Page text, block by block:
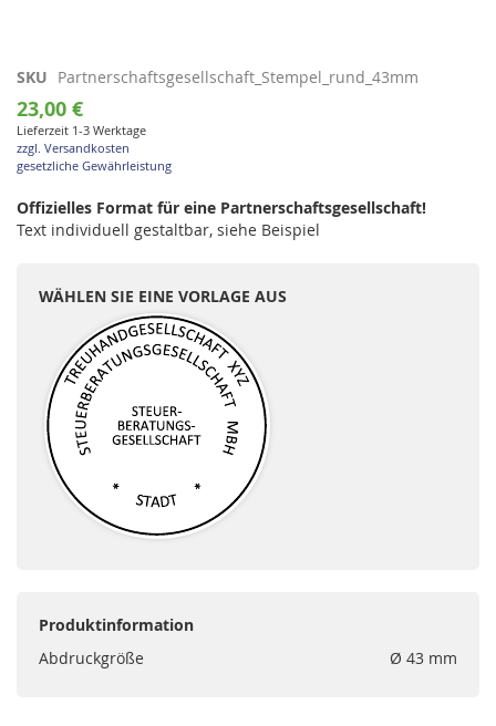
Zum
Anfang
der
Bildgalerie
springen
SKU Partnerschaftsgesellschaft_Stempel_rund_43mm
23,00 €
Lieferzeit 1-3 Werktage
zzgl. Versandkosten
gesetzliche Gewährleistung
Offizielles Format für eine Partnerschaftsgesellschaft!
Text individuell gestaltbar, siehe Beispiel
WÄHLEN SIE EINE VORLAGE AUS
Produktinformation
Abdruckgröße
Ø 43 mm